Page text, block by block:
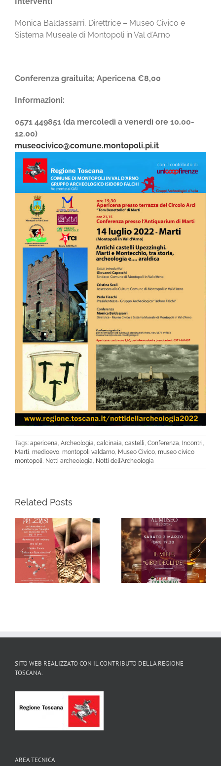
Monica Baldassarri, Direttrice – Museo Civico e
Sistema Museale di Montopoli in Val d’Arno
Conferenza graituita; Apericena €8,00
Informazioni:
0571 449851 (da mercoledì a venerdì ore 10.00-
12.00)
museocivico@comune.montopoli.pi.it
Tags: apericena, Archeologia, calcinaia, castelli, Conferenza, Incontri,
Marti, medioevo, montopoli valdarno, Museo Civico, museo civico
montopoli, Notti archeologia, Notti dell'Archeologia
Related Posts
“Degustazioni ad Arte
al Museo” – II Edizione
Scopri il Magico
Natale con il Sistema
Museale
Montopolese
SITO WEB REALIZZATO CON IL CONTRIBUTO DELLA REGIONE
TOSCANA.
AREA TECNICA